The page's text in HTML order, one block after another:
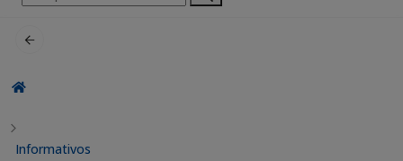
por:
Informativos